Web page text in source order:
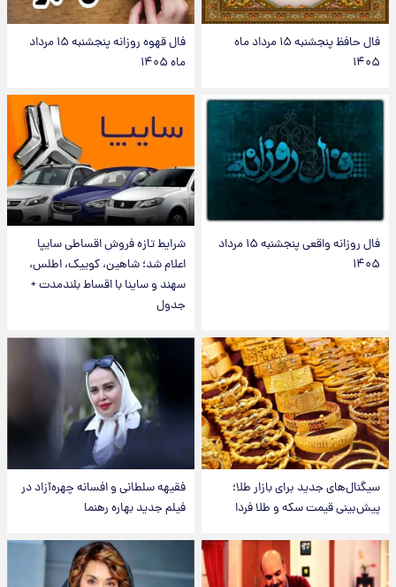
فال حافظ پنجشنبه ۱۵ مرداد ماه
۱۴۰۵
فال قهوه روزانه پنجشنبه ۱۵ مرداد
ماه ۱۴۰۵
فال روزانه واقعی پنجشنبه ۱۵ مرداد
۱۴۰۵
شرایط تازه فروش اقساطی سایپا
اعلام شد؛ شاهین، کوییک، اطلس،
سهند و ساینا با اقساط بلندمدت +
جدول
سیگنال‌های جدید برای بازار طلا؛
پیش‌بینی قیمت سکه و طلا فردا
فقیهه سلطانی و افسانه چهره‌آزاد در
فیلم جدید بهاره رهنما